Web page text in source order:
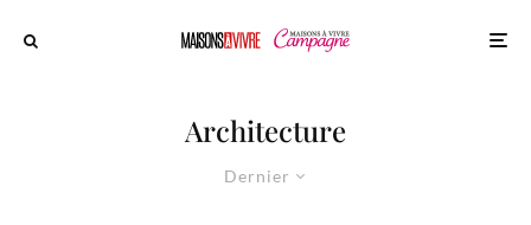
Architecture
Dernier